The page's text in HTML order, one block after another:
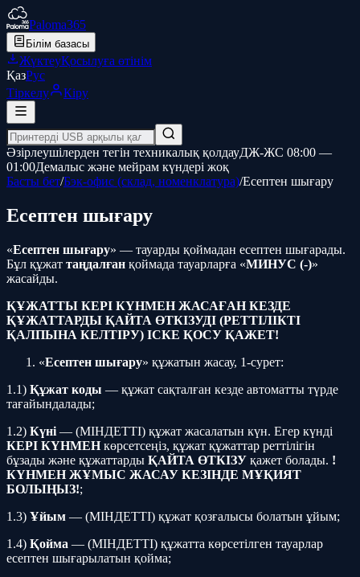
Paloma365
Білім базасы
ЖүктеуҚосылуға өтінім
ҚазРус
Тіркелу
Кіру
Әзірлеушілерден тегін техникалық қолдауДЖ-ЖС 08:00 —
01:00Демалыс және мейрам күндері жоқ
Басты бет/Бэк-офис (склад, номенклатура)/Есептен шығару
Есептен шығару
«Есептен шығару» — тауарды қоймадан есептен шығарады.
Бұл құжат таңдалған қоймада тауарларға «МИНУС (-)»
жасайды.
ҚҰЖАТТЫ КЕРІ КҮНМЕН ЖАСАҒАН КЕЗДЕ
ҚҰЖАТТАРДЫ ҚАЙТА ӨТКІЗУДІ (РЕТТІЛІКТІ
ҚАЛПЫНА КЕЛТІРУ) ІСКЕ ҚОСУ ҚАЖЕТ!
«Есептен шығару» құжатын жасау, 1-сурет:
1.1) Құжат коды — құжат сақталған кезде автоматты түрде
тағайындалады;
1.2) Күні — (МІНДЕТТІ) құжат жасалатын күн. Егер күнді
КЕРІ КҮНМЕНкөрсетсеңіз, құжат құжаттар реттілігін
бұзады және құжаттарды ҚАЙТА ӨТКІЗУ қажет болады. !
КҮНМЕН ЖҰМЫС ЖАСАУ КЕЗІНДЕ МҰҚИЯТ
БОЛЫҢЫЗ!;
1.3) Ұйым — (МІНДЕТТІ) құжат қозғалысы болатын ұйым;
1.4) Қойма — (МІНДЕТТІ) құжатта көрсетілген тауарлар
есептен шығарылатын қойма;